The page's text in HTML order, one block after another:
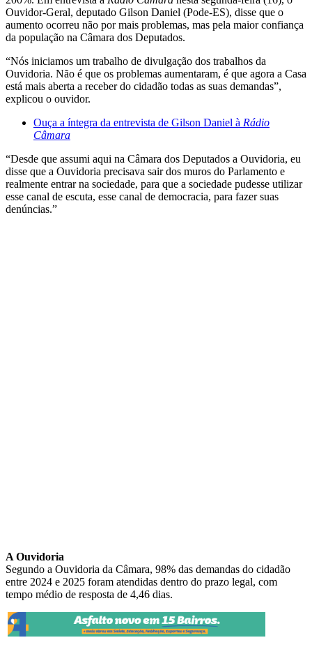
Ouvidor-Geral, deputado Gilson Daniel (Pode-ES), disse que o
aumento ocorreu não por mais problemas, mas pela maior confiança
da população na Câmara dos Deputados.
“Nós iniciamos um trabalho de divulgação dos trabalhos da
Ouvidoria. Não é que os problemas aumentaram, é que agora a Casa
está mais aberta a receber do cidadão todas as suas demandas”,
explicou o ouvidor.
Ouça a íntegra da entrevista de Gilson Daniel à Rádio
Câmara
“Desde que assumi aqui na Câmara dos Deputados a Ouvidoria, eu
disse que a Ouvidoria precisava sair dos muros do Parlamento e
realmente entrar na sociedade, para que a sociedade pudesse utilizar
esse canal de escuta, esse canal de democracia, para fazer suas
denúncias.”
A Ouvidoria
Segundo a Ouvidoria da Câmara, 98% das demandas do cidadão
entre 2024 e 2025 foram atendidas dentro do prazo legal, com
tempo médio de resposta de 4,46 dias.